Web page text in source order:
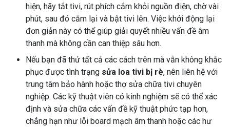
hiện, hãy tắt tivi, rút phích cắm khỏi nguồn điện, chờ vài
phút, sau đó cắm lại và bật tivi lên. Việc khởi động lại
đơn giản này có thể giúp giải quyết nhiều vấn đề âm
thanh mà không cần can thiệp sâu hơn.
Nếu bạn đã thử tất cả các cách trên mà vẫn không khắc
phục được tình trạng sửa loa tivi bị rè, nên liên hệ với
trung tâm bảo hành hoặc thợ sửa chữa tivi chuyên
nghiệp. Các kỹ thuật viên có kinh nghiệm sẽ có thể xác
định và sửa chữa các vấn đề kỹ thuật phức tạp hơn,
chẳng hạn như lỗi board mạch âm thanh hoặc các hư